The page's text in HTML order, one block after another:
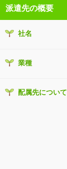
派遣先の概要
社名
業種
配属先について